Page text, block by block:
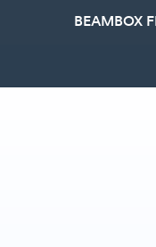
BEAMBOX